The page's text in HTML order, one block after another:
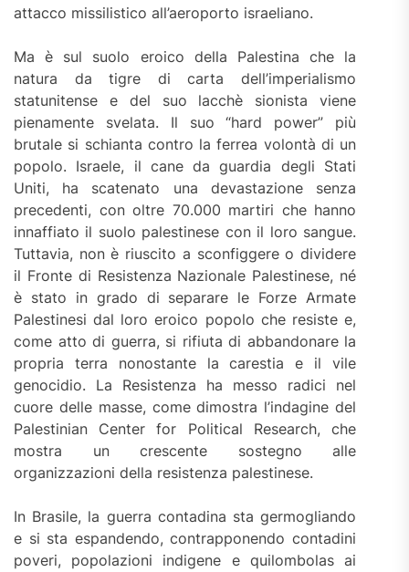
attacco missilistico all’aeroporto israeliano.
Ma è sul suolo eroico della Palestina che la
natura da tigre di carta dell’imperialismo
statunitense e del suo lacchè sionista viene
pienamente svelata. Il suo “hard power” più
brutale si schianta contro la ferrea volontà di un
popolo. Israele, il cane da guardia degli Stati
Uniti, ha scatenato una devastazione senza
precedenti, con oltre 70.000 martiri che hanno
innaffiato il suolo palestinese con il loro sangue.
Tuttavia, non è riuscito a sconfiggere o dividere
il Fronte di Resistenza Nazionale Palestinese, né
è stato in grado di separare le Forze Armate
Palestinesi dal loro eroico popolo che resiste e,
come atto di guerra, si rifiuta di abbandonare la
propria terra nonostante la carestia e il vile
genocidio. La Resistenza ha messo radici nel
cuore delle masse, come dimostra l’indagine del
Palestinian Center for Political Research, che
mostra un crescente sostegno alle
organizzazioni della resistenza palestinese.
In Brasile, la guerra contadina sta germogliando
e si sta espandendo, contrapponendo contadini
poveri, popolazioni indigene e quilombolas ai